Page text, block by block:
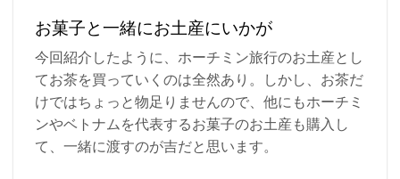
お菓子と一緒にお土産にいかが
今回紹介したように、ホーチミン旅行のお土産とし
てお茶を買っていくのは全然あり。しかし、お茶だ
けではちょっと物足りませんので、他にもホーチミ
ンやベトナムを代表するお菓子のお土産も購入し
て、一緒に渡すのが吉だと思います。